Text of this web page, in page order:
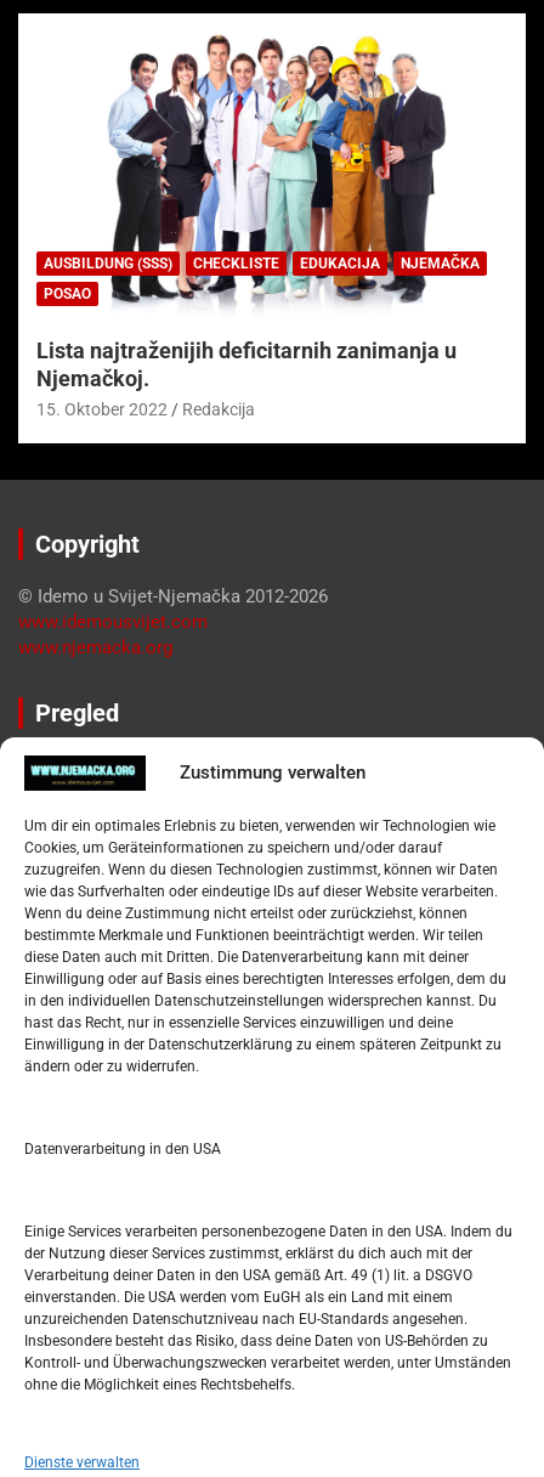
Zustimmung verwalten
Um dir ein optimales Erlebnis zu bieten, verwenden wir Technologien wie
Cookies, um Geräteinformationen zu speichern und/oder darauf
zuzugreifen. Wenn du diesen Technologien zustimmst, können wir Daten
wie das Surfverhalten oder eindeutige IDs auf dieser Website verarbeiten.
Wenn du deine Zustimmung nicht erteilst oder zurückziehst, können
bestimmte Merkmale und Funktionen beeinträchtigt werden. Wir teilen
diese Daten auch mit Dritten. Die Datenverarbeitung kann mit deiner
Einwilligung oder auf Basis eines berechtigten Interesses erfolgen, dem du
in den individuellen Datenschutzeinstellungen widersprechen kannst. Du
hast das Recht, nur in essenzielle Services einzuwilligen und deine
Einwilligung in der Datenschutzerklärung zu einem späteren Zeitpunkt zu
ändern oder zu widerrufen.
Datenverarbeitung in den USA
Einige Services verarbeiten personenbezogene Daten in den USA. Indem du
der Nutzung dieser Services zustimmst, erklärst du dich auch mit der
Verarbeitung deiner Daten in den USA gemäß Art. 49 (1) lit. a DSGVO
einverstanden. Die USA werden vom EuGH als ein Land mit einem
unzureichenden Datenschutzniveau nach EU-Standards angesehen.
Insbesondere besteht das Risiko, dass deine Daten von US-Behörden zu
Kontroll- und Überwachungszwecken verarbeitet werden, unter Umständen
ohne die Möglichkeit eines Rechtsbehelfs.
Dienste verwalten
AUSBILDUNG (SSS) CHECKLISTE EDUKACIJA
NJEMAČKA
POSAO
Lista najtraženijih deficitarnih zanimanja u
Njemačkoj.
15. Oktober 2022 Redakcija
Copyright
© Idemo u Svijet-Njemačka 2012-2026
www.idemousvijet.com
www.njemacka.org
Pregled
Impressum
Datenschutzerklärung
Widerufsbelehrung
Oglašavanje / Postavite svoj oglas
Tko je “Idemo u Svijet – Njemačka?
Pretražite stranicu:
S
e
a
h
M D M D F S S
1
3 4 5 6 7 8
10 11 12 13 14 15 16
24 25